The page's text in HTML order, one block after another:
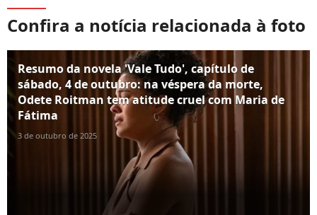
Confira a notícia relacionada à foto
Resumo da novela 'Vale Tudo', capítulo de
sábado, 4 de outubro: na véspera da morte,
Odete Roitman tem atitude cruel com Maria de
Fátima
3 de outubro de 2025